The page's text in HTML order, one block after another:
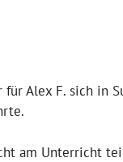
für Alex F. sich in
am Unterricht